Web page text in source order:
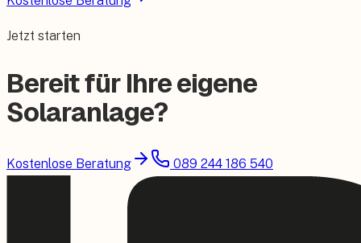
Jetzt starten
Bereit für Ihre eigene
Solaranlage?
Kostenlose Beratung 089 244 186 540